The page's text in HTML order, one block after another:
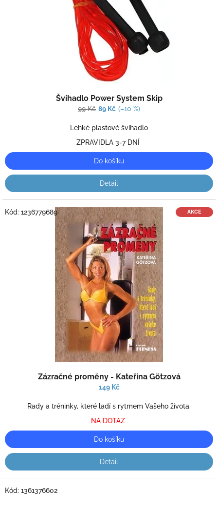
hodnocení
produktu
4,0
5
hvězdiček.
Švihadlo Power System Skip
99 Kč 89 Kč (–10 %)
Lehké plastové švihadlo
ZPRAVIDLA 3-7 DNÍ
Do košíku
Detail
AKCE
hodnocení
produktu
1,0
5
hvězdiček.
Zázračné proměny - Kateřina Götzová
149 Kč
Rady a tréninky, které ladí s rytmem Vašeho života.
NA DOTAZ
Do košíku
Detail
Kód: 1236779689
Kód: 1361376602